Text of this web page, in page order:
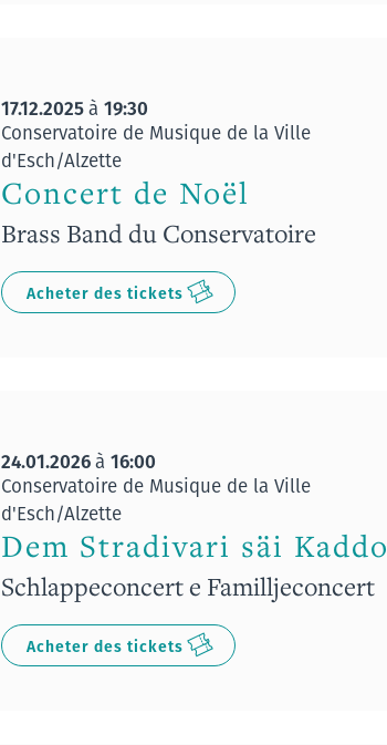
17.12.2025à 19:30
Conservatoire de Musique de la Ville
d'Esch/Alzette
Concert de Noël
Brass Band du Conservatoire
Acheter des tickets
24.01.2026à 16:00
Conservatoire de Musique de la Ville
d'Esch/Alzette
Dem Stradivari säi Kaddo
Schlappeconcert e Familljeconcert
Acheter des tickets